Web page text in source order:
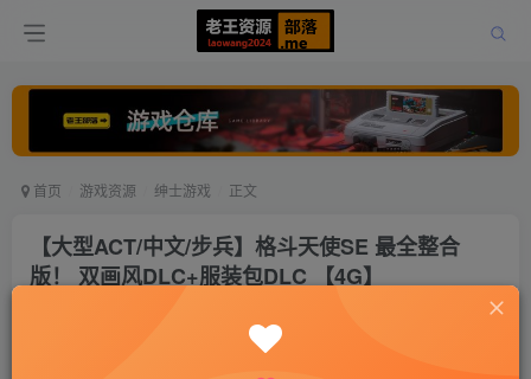
首页 游戏资源 绅士游戏 正文
【大型ACT/中文/步兵】格斗天使SE 最全整合
版！ 双画风DLC+服装包DLC 【4G】